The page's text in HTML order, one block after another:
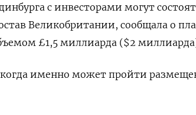
с ‌инвесторами могут
Великобритании, сообщала о
£1,5 миллиарда ($2
когда именно может пройти